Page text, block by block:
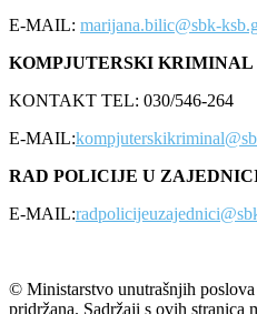
E-MAIL: marijana.bilic@sbk-
KOMPJUTERSKI KRIMINAL
KONTAKT TEL: 030/546-264
E-MAIL:
RAD POLICIJE U
E-MAIL:
© Ministarstvo unutrašnjih
pridržana. Sadržaji s ovih stranica